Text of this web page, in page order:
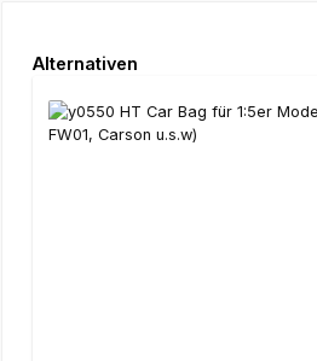
Produktgalerie überspringen
Alternativen